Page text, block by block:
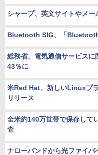
シャープ、英文サイトやメ
Bluetooth SIG、「
総務省、電気通信サービス
43％に
米Red Hat、新しいLinuxプ
リリース
全米約140万世帯で保存して
査
ナローバンドから光ファイ